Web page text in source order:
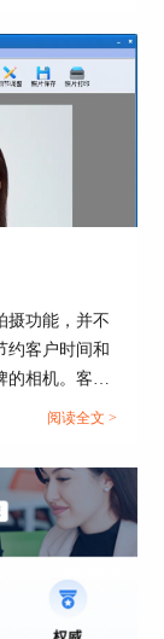
摄功能，并不
约客户时间和
的相机。客户
型号也可以
阅读全文 >